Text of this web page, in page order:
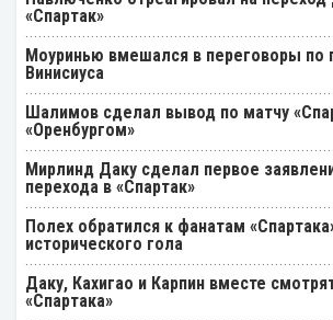
«Спартак»
Моуринью вмешался в переговоры по
Винисиуса
Шалимов сделал вывод по матчу
«Оренбургом»
Мирлинд Даку сделал первое
перехода в «Спартак»
Полех обратился к фанатам
исторического гола
Даку, Кахигао и Карпин вместе
«Спартака»